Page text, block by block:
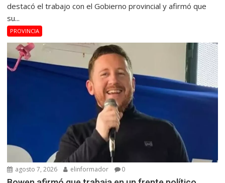
destacó el trabajo con el Gobierno provincial y afirmó que
su...
PROVINCIA
agosto 7, 2026 elinformador 0